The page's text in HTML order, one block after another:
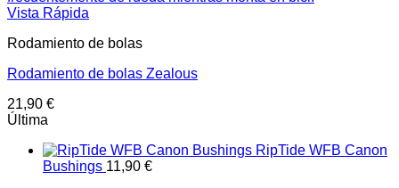
Vista Rápida
Rodamiento de bolas
Rodamiento de bolas Zealous
21,90 €
Última
RipTide WFB Canon
Bushings 11,90 €